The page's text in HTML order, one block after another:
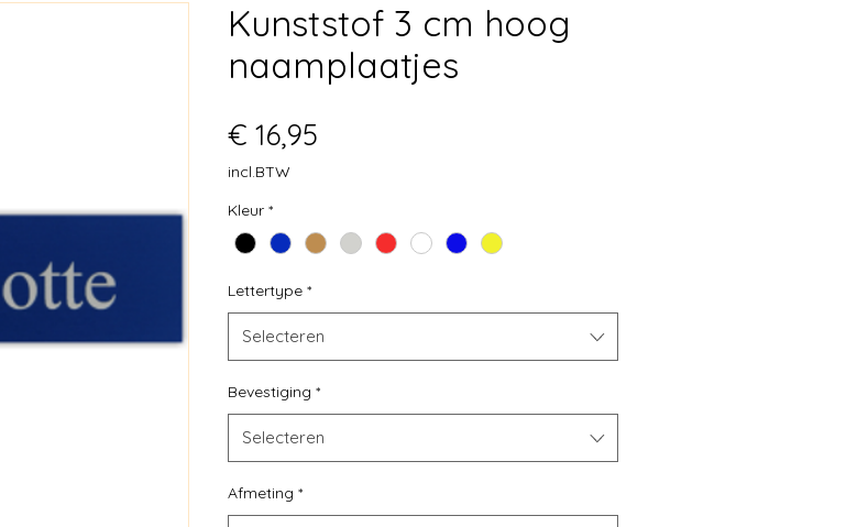
Kunststof 3 cm hoog
naamplaatjes
€ 16,95
incl.BTW
Kleur *
Lettertype *
Selecteren
Bevestiging *
Selecteren
Afmeting *